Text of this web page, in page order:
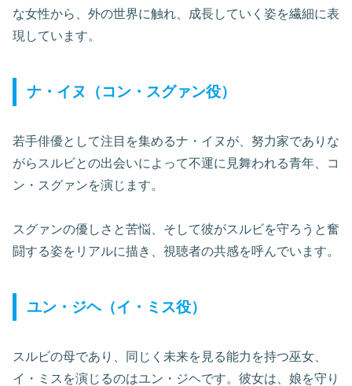
な女性から、外の世界に触れ、成長していく姿を繊細に表
現しています。
ナ・イヌ（コン・スグァン役）
若手俳優として注目を集めるナ・イヌが、努力家でありな
がらスルビとの出会いによって不運に見舞われる青年、コ
ン・スグァンを演じます。
スグァンの優しさと苦悩、そして彼がスルビを守ろうと奮
闘する姿をリアルに描き、視聴者の共感を呼んでいます。
ユン・ジヘ（イ・ミス役）
スルビの母であり、同じく未来を見る能力を持つ巫女、
イ・ミスを演じるのはユン・ジヘです。彼女は、娘を守り